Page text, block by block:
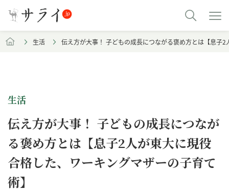
生活 伝え方が大事！ 子どもの成長につながる褒め方とは【息子
生活
伝え方が大事！ 子どもの成長につなが
る褒め方とは【息子2人が東大に現役
合格した、ワーキングマザーの子育て
術】